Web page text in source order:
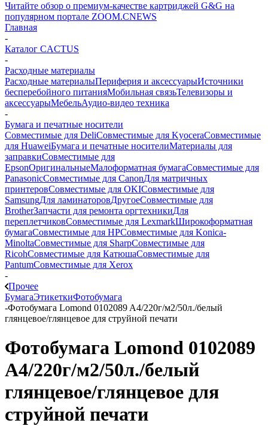
Читайте обзор о премиум-качестве картриджей G&G на
популярном портале ZOOM.CNEWS
Главная
-
Каталог CACTUS
-
Расходные материалы
Расходные материалыПериферия и аксессуарыИсточники
бесперебойного питанияМобильная связьТелевизоры и
аксессуарыМебельАудио-видео техника
-
Бумага и печатные носители
Совместимые для DeliСовместимые для KyoceraСовместимые
для HuaweiБумага и печатные носителиМатериалы для
заправкиСовместимые для
EpsonОригинальныеМалоформатная бумагаСовместимые для
PanasonicСовместимые для CanonДля матричных
принтеровСовместимые для OKIСовместимые для
SamsungДля ламинаторовДругоеСовместимые для
BrotherЗапчасти для ремонта оргтехникиДля
переплетчиковСовместимые для LexmarkШирокоформатная
бумагаСовместимые для HPСовместимые для Konica-
MinoltaСовместимые для SharpСовместимые для
RicohСовместимые для КатюшаСовместимые для
PantumСовместимые для Xerox
-
Прочее
БумагаЭтикеткиФотобумага
-Фотобумага Lomond 0102089 A4/220г/м2/50л./белый
глянцевое/глянцевое для струйной печати
Фотобумага Lomond 0102089
A4/220г/м2/50л./белый
глянцевое/глянцевое для
струйной печати